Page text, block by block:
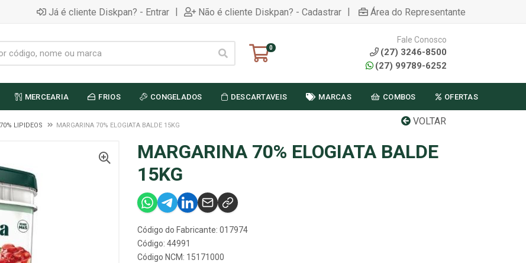
Já é cliente Diskpan? - Entrar | Não é cliente Diskpan? - Cadastrar | Área do Representante
0
Fale Conosco
(27) 3246-8500
(27) 99789-6252
MERCEARIA FRIOS CONGELADOS DESCARTAVEIS MARCAS COMBOS OFERTAS
VOLTAR
LIPIDEOS MARGARINA 70% ELOGIATA BALDE 15KG
MARGARINA 70% ELOGIATA BALDE
15KG
Código do Fabricante: 017974
Código: 44991
Código NCM: 15171000